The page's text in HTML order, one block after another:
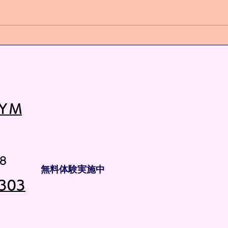
Ｍ
無料体験実施中